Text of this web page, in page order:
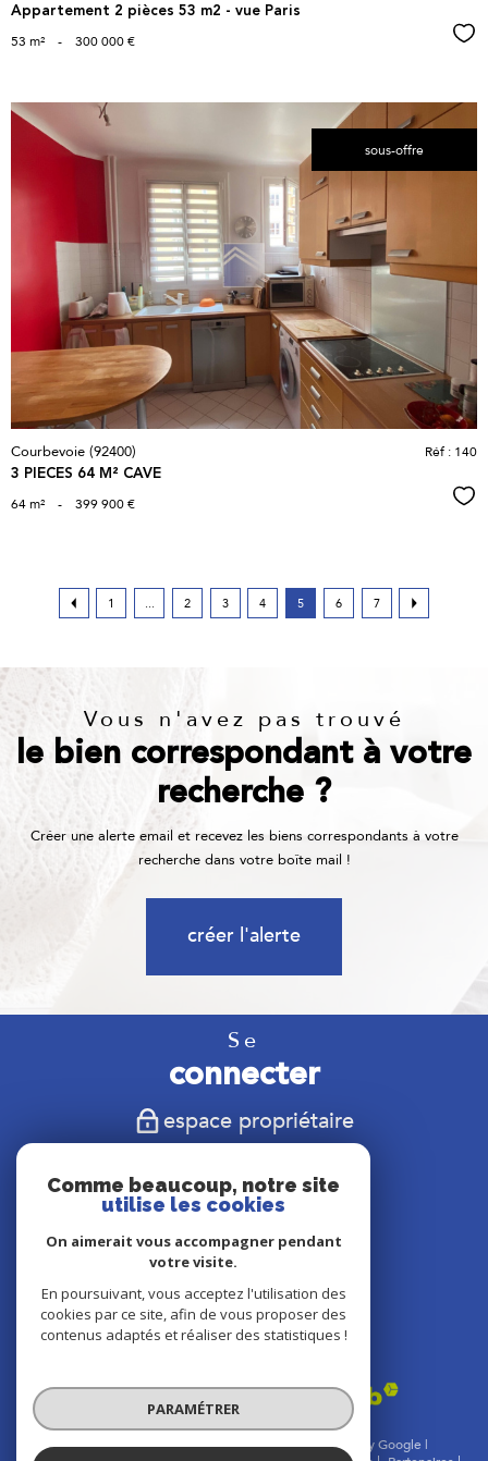
Appartement 2 pièces 53 m2 - vue Paris
53 m² - 300 000 €
sous-offre
voir le
bien
Courbevoie (92400)
3 PIECES 64 M² CAVE
Réf : 140
64 m² - 399 900 €
1 ... 2 3 4 5 6 7
Vous n'avez pas trouvé
le bien correspondant à votre
recherche ?
Créer une alerte email et recevez les biens correspondants à votre
recherche dans votre boîte mail !
créer l'alerte
Se
connecter
espace propriétaire
Nous
suivre
Nous
adhérons
© 2026 | Tous droits réservés | Traduction powered by Google |
Comme beaucoup, notre site
utilise les cookies
On aimerait vous accompagner pendant
votre visite.
En poursuivant, vous acceptez l'utilisation des
cookies par ce site, afin de vous proposer des
contenus adaptés et réaliser des statistiques !
PARAMÉTRER